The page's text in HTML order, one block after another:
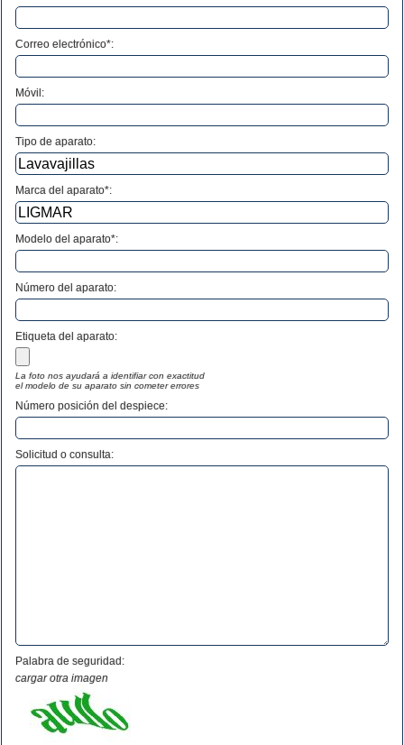
Correo electrónico*:
Móvil:
Tipo de aparato:
Marca del aparato*:
Modelo del aparato*:
Número del aparato:
Etiqueta del aparato:
La foto nos ayudará a identifiar con exactitud
el modelo de su aparato sin cometer errores
Número posición del despiece:
Solicitud o consulta:
Palabra de seguridad:
cargar otra imagen